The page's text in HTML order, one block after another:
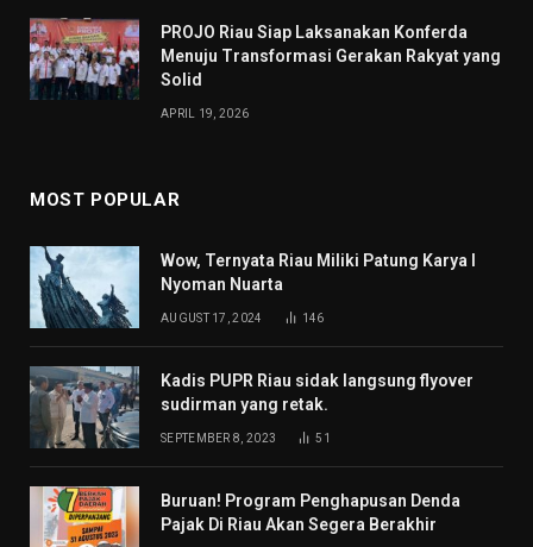
PROJO Riau Siap Laksanakan Konferda
Menuju Transformasi Gerakan Rakyat yang
Solid
APRIL 19, 2026
MOST POPULAR
Wow, Ternyata Riau Miliki Patung Karya I
Nyoman Nuarta
AUGUST 17, 2024 146
Kadis PUPR Riau sidak langsung flyover
sudirman yang retak.
SEPTEMBER 8, 2023 51
Buruan! Program Penghapusan Denda
Pajak Di Riau Akan Segera Berakhir